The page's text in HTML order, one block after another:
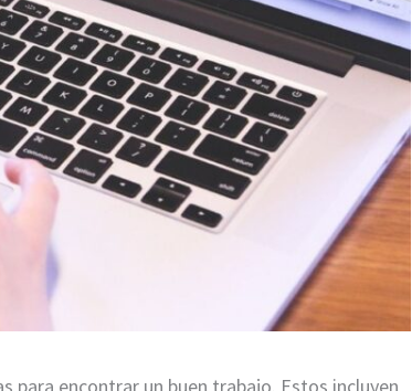
para encontrar un buen trabajo. Estos incluyen